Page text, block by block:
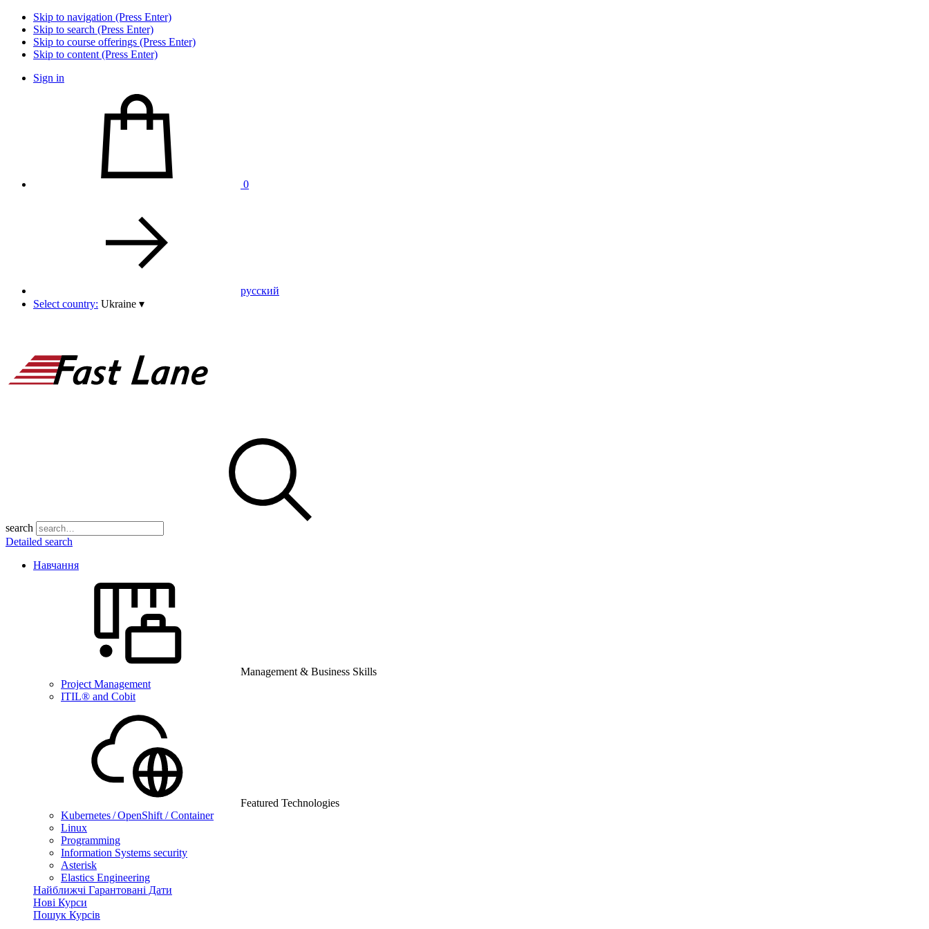
Skip to navigation (Press Enter)
Skip to search (Press Enter)
Skip to course offerings (Press Enter)
Skip to content (Press Enter)
Sign in
0
pусский
Select country: Ukraine ▾
search
Detailed search
Навчання
Management & Business Skills
Project Management
ITIL® and Cobit
Featured Technologies
Kubernetes / OpenShift / Container
Linux
Programming
Information Systems security
Asterisk
Elastics Engineering
Найближчі Гарантовані Дати
Нові Курси
Пошук Курсів